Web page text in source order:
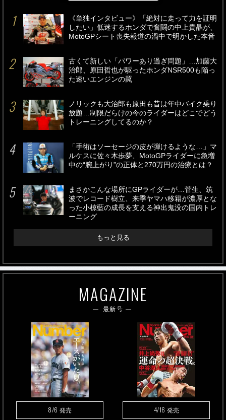
《単独インタビュー》「絶対に走って力を証明
したい」低迷するホンダで奮闘の中上貴晶が、
MotoGPシート喪失報道の渦中で明かした本音
古くて新しい「パワーあり過ぎ問題」…加藤大
治郎、原田哲也が駆ったホンダNSR500も陥っ
た速いエンジンの罠
ノリックも大治郎も原田も昔は年中バイク乗り
放題…制限だらけの今のライダーはどこでどう
トレーニングしてるのか？
「手術はソーセージの皮が弾けるような…」マ
ルケスに佐々木歩夢、MotoGPライダーに急増
中の“腕上がり”の正体と270万円の治療とは？
まさかこんな場所にGPライダーが…菅生、筑
波でレコード樹立、来季ヤマハ移籍が濃厚とな
った小椋藍の成長を支える神出鬼没の国内トレ
ーニング
もっと見る
MAGAZINE
最新号
8/6 発売 4/16 発売